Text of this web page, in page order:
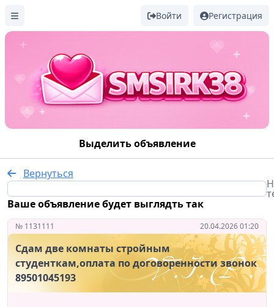
Войти Регистрация
Выделить объявление
Вернуться
Ваше объявление будет выглядть так
№ 1131111 20.04.2026 01:20
Сдам две комнаты стройным
студенткам,оплата по договоренности звонок
89501045193